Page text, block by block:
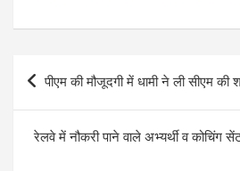
at
A
p
p
ce
b
o
o
k
tt
er
se
n
g
er
ke
dI
n
Post
navigation
पीएम की मौजूदगी में धामी ने ली सीएम की
रेलवे में नौकरी पाने वाले अभ्यर्थी व कोचिंग